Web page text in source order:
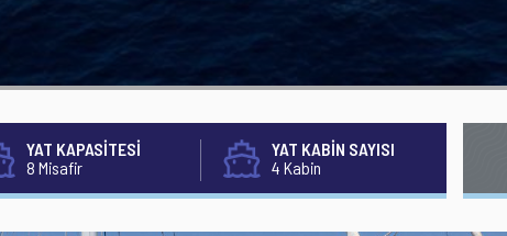
YAT KAPASİTESİ
8 Misafir
YAT KABİN SAYISI
4 Kabin